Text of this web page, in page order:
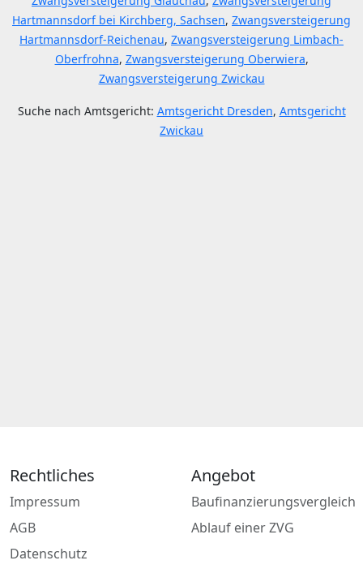
Hartmannsdorf bei Kirchberg, Sachsen, Zwangsversteigerung
Hartmannsdorf-Reichenau, Zwangsversteigerung Limbach-
Oberfrohna, Zwangsversteigerung Oberwiera,
Zwangsversteigerung Zwickau
Suche nach Amtsgericht: Amtsgericht Dresden, Amtsgericht
Zwickau
Rechtliches
Impressum
AGB
Datenschutz
Angebot
Baufinanzierungsvergleich
Ablauf einer ZVG